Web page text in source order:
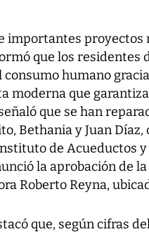
importantes
que los residentes
consumo humano
moderna que
que se han
Bethania y Juan
de Acueductos
la aprobación de
Roberto Reyna,
que, según cifras